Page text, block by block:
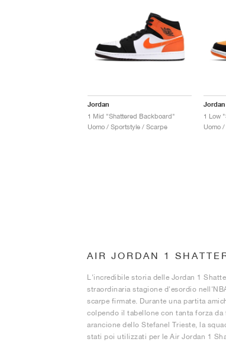
Jordan
1 Mid "Shattered Backboard"
Uomo / Sportstyle / Scarpe
Jordan
1 Low
Uomo
AIR JORDAN 1
L'incredibile storia delle Jordan 1
straordinaria stagione d'esordio
scarpe firmate. Durante una partita
colpendo il tabellone con tanta forza
arancione dello Stefanel Trieste, la
stati poi utilizzati per le Air Jordan 1